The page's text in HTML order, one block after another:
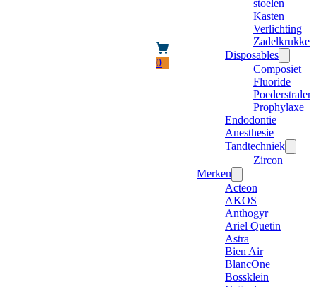
0
stoelen
Kasten
Verlichting
Zadelkrukken
Disposables
Composiet
Fluoride
Poederstraler
Prophylaxe
Endodontie
Anesthesie
Tandtechniek
Zircon
Merken
Acteon
AKOS
Anthogyr
Ariel Quetin
Astra
Bien Air
BlancOne
Bossklein